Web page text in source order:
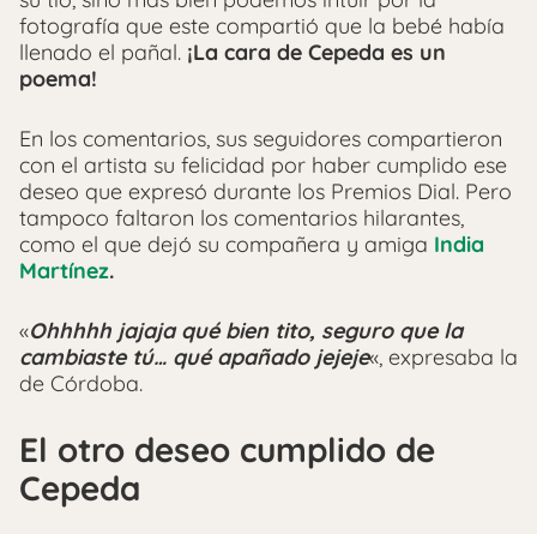
fotografía que este compartió que la bebé había
llenado el pañal. ¡La cara de Cepeda es un
poema!
En los comentarios, sus seguidores compartieron
con el artista su felicidad por haber cumplido ese
deseo que expresó durante los Premios Dial. Pero
tampoco faltaron los comentarios hilarantes,
como el que dejó su compañera y amiga India
Martínez.
«Ohhhhh jajaja qué bien tito, seguro que la
cambiaste tú… qué apañado jejeje«, expresaba la
de Córdoba.
El otro deseo cumplido de
Cepeda